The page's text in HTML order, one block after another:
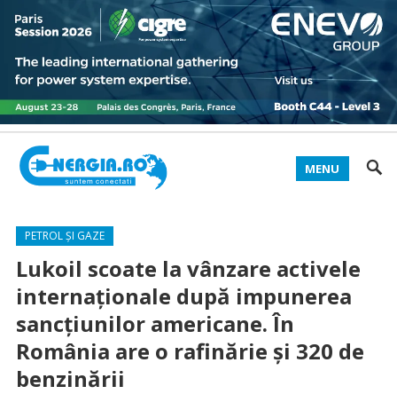
MENU
PETROL ȘI GAZE
Lukoil scoate la vânzare activele
internaționale după impunerea
sancțiunilor americane. În
România are o rafinărie și 320 de
benzinării